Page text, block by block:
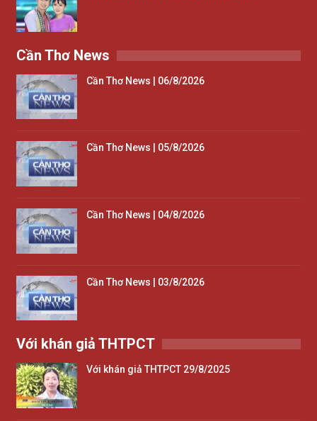
Cần Thơ News
Cần Thơ News | 06/8/2026
Cần Thơ News | 05/8/2026
Cần Thơ News | 04/8/2026
Cần Thơ News | 03/8/2026
Với khán giả THTPCT
Với khán giả THTPCT 29/8/2025